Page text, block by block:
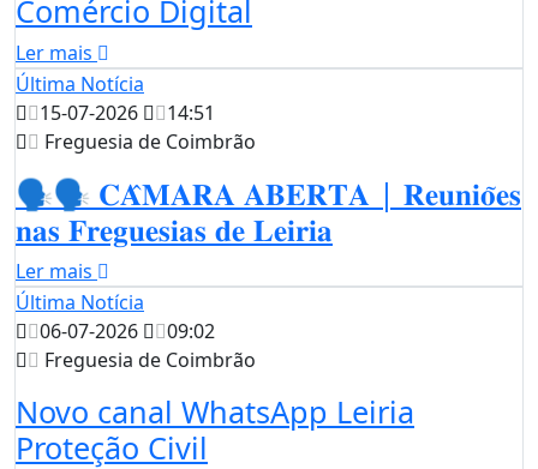
Comércio Digital
Ler mais
Última Notícia
15-07-2026
14:51
Freguesia de Coimbrão
🗣️🗣️ 𝐂𝐀̂𝐌𝐀𝐑𝐀 𝐀𝐁𝐄𝐑𝐓𝐀 | 𝐑𝐞𝐮𝐧𝐢𝐨̃𝐞𝐬
𝐧𝐚𝐬 𝐅𝐫𝐞𝐠𝐮𝐞𝐬𝐢𝐚𝐬 𝐝𝐞 𝐋𝐞𝐢𝐫𝐢𝐚
Ler mais
Última Notícia
06-07-2026
09:02
Freguesia de Coimbrão
Novo canal WhatsApp Leiria
Proteção Civil